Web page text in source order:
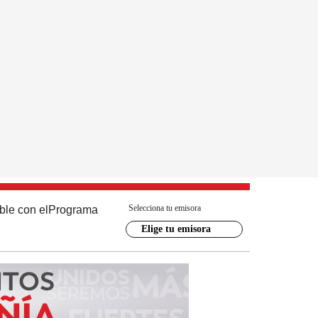
con el Programa Selecciona tu emisora
Elige tu emisora